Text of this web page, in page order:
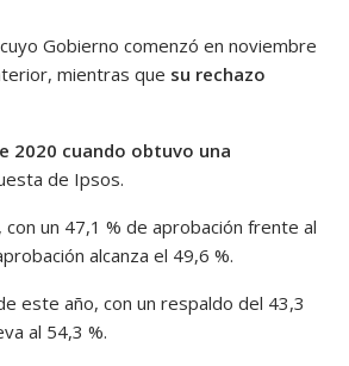
Gobierno comenzó en noviembre
mientras que su rechazo
2020 cuando obtuvo una
de Ipsos.
con un 47,1 % de aprobación frente al
alcanza el 49,6 %.
este año, con un respaldo del 43,3
al 54,3 %.